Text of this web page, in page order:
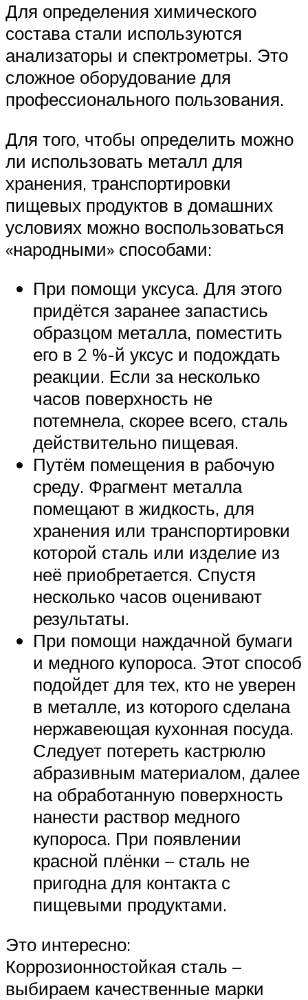
Для определения химического
состава стали используются
анализаторы и спектрометры. Это
сложное оборудование для
профессионального пользования.
Для того, чтобы определить можно
ли использовать металл для
хранения, транспортировки
пищевых продуктов в домашних
условиях можно воспользоваться
«народными» способами:
При помощи уксуса. Для этого
придётся заранее запастись
образцом металла, поместить
его в 2 %-й уксус и подождать
реакции. Если за несколько
часов поверхность не
потемнела, скорее всего, сталь
действительно пищевая.
Путём помещения в рабочую
среду. Фрагмент металла
помещают в жидкость, для
хранения или транспортировки
которой сталь или изделие из
неё приобретается. Спустя
несколько часов оценивают
результаты.
При помощи наждачной бумаги
и медного купороса. Этот способ
подойдет для тех, кто не уверен
в металле, из которого сделана
нержавеющая кухонная посуда.
Следует потереть кастрюлю
абразивным материалом, далее
на обработанную поверхность
нанести раствор медного
купороса. При появлении
красной плёнки – сталь не
пригодна для контакта с
пищевыми продуктами.
Это интересно:
Коррозионностойкая сталь –
выбираем качественные марки